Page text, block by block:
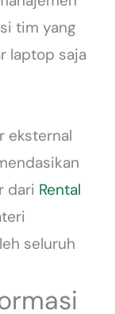
tim yang
laptop saja
eksternal
dari Rental
seluruh